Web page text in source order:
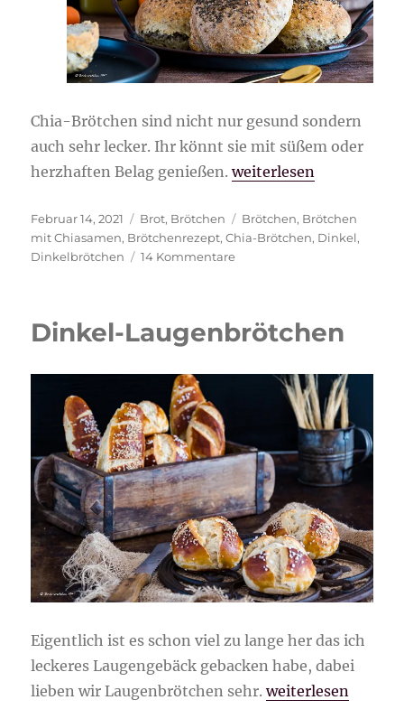
Chia-Brötchen sind nicht nur gesund sondern
auch sehr lecker. Ihr könnt sie mit süßem oder
herzhaften Belag genießen.„Chia-Brötchen
weiterlesen
Veröffentlicht
am
Februar 14, 2021 Kategorien
Brot, Brötchen Schlagwörter
Brötchen, Brötchen
mit Chiasamen, Brötchenrezept,Chia-Brötchen, Dinkel,
Dinkelbrötchen
14 Kommentarezu
und
Dinkel-Laugenbrötchen
Eigentlich ist es schon viel zu lange her das ich
leckeres Laugengebäck gebacken habe, dabei
lieben wir Laugenbrötchen sehr.„Dinkel-
weiterlesen